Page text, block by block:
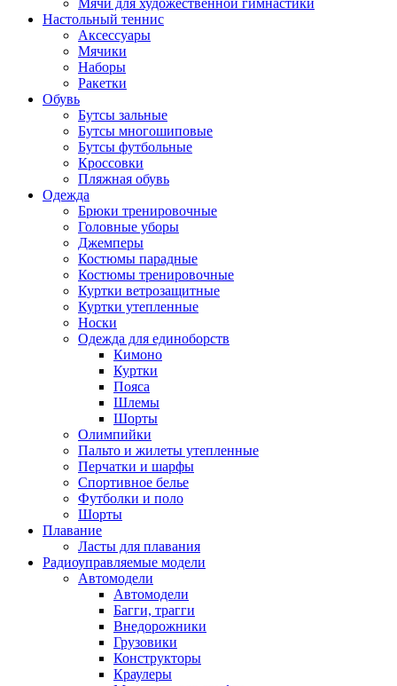
Настольный теннис
Аксессуары
Мячики
Наборы
Ракетки
Обувь
Бутсы зальные
Бутсы многошиповые
Бутсы футбольные
Кроссовки
Пляжная обувь
Одежда
Брюки тренировочные
Головные уборы
Джемперы
Костюмы парадные
Костюмы тренировочные
Куртки ветрозащитные
Куртки утепленные
Носки
Одежда для единоборств
Кимоно
Куртки
Пояса
Шлемы
Шорты
Олимпийки
Пальто и жилеты утепленные
Перчатки и шарфы
Спортивное белье
Футболки и поло
Шорты
Плавание
Ласты для плавания
Радиоуправляемые модели
Автомодели
Автомодели
Багги, трагги
Внедорожники
Грузовики
Конструкторы
Краулеры